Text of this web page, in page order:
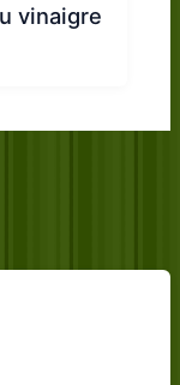
vinaigre